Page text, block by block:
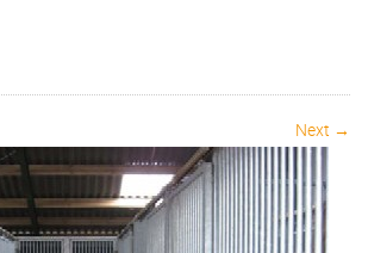
Next →